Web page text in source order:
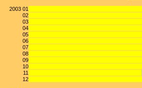
2003 01
02
03
04
05
06
07
08
09
10
11
12